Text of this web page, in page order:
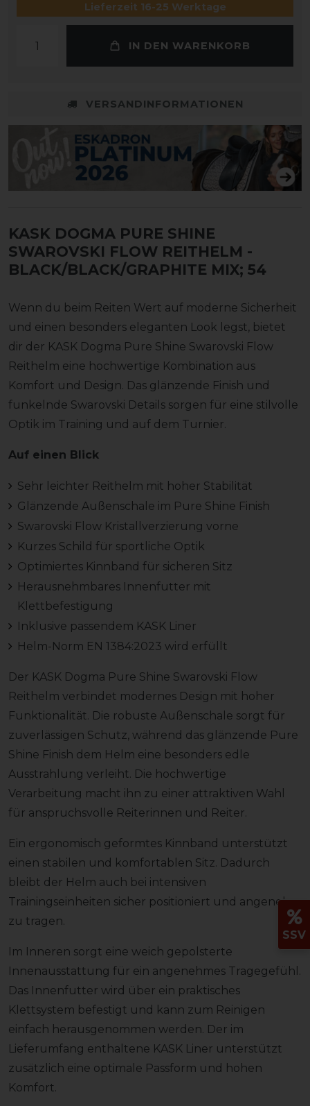
Lieferzeit 16-25 Werktage
IN DEN WARENKORB
VERSANDINFORMATIONEN
KASK DOGMA PURE SHINE
SWAROVSKI FLOW REITHELM -
BLACK/BLACK/GRAPHITE MIX; 54
Wenn du beim Reiten Wert auf moderne Sicherheit
und einen besonders eleganten Look legst, bietet
dir der KASK Dogma Pure Shine Swarovski Flow
Reithelm eine hochwertige Kombination aus
Komfort und Design. Das glänzende Finish und
funkelnde Swarovski Details sorgen für eine stilvolle
Optik im Training und auf dem Turnier.
Auf einen Blick
Sehr leichter Reithelm mit hoher Stabilität
Glänzende Außenschale im Pure Shine Finish
Swarovski Flow Kristallverzierung vorne
Kurzes Schild für sportliche Optik
Optimiertes Kinnband für sicheren Sitz
Herausnehmbares Innenfutter mit
Klettbefestigung
Inklusive passendem KASK Liner
Helm-Norm EN 1384:2023 wird erfüllt
Der KASK Dogma Pure Shine Swarovski Flow
Reithelm verbindet modernes Design mit hoher
Funktionalität. Die robuste Außenschale sorgt für
zuverlässigen Schutz, während das glänzende Pure
Shine Finish dem Helm eine besonders edle
Ausstrahlung verleiht. Die hochwertige
Verarbeitung macht ihn zu einer attraktiven Wahl
für anspruchsvolle Reiterinnen und Reiter.
Ein ergonomisch geformtes Kinnband unterstützt
einen stabilen und komfortablen Sitz. Dadurch
bleibt der Helm auch bei intensiven
Trainingseinheiten sicher positioniert und angenehm
zu tragen.
Im Inneren sorgt eine weich gepolsterte
Innenausstattung für ein angenehmes Tragegefühl.
Das Innenfutter wird über ein praktisches
Klettsystem befestigt und kann zum Reinigen
einfach herausgenommen werden. Der im
Lieferumfang enthaltene KASK Liner unterstützt
zusätzlich eine optimale Passform und hohen
Komfort.
SSV